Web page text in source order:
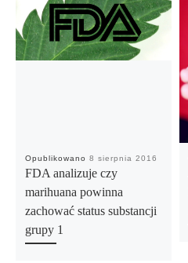
Opublikowano 8 sierpnia 2016
FDA analizuje czy
marihuana powinna
zachować status substancji
grupy 1